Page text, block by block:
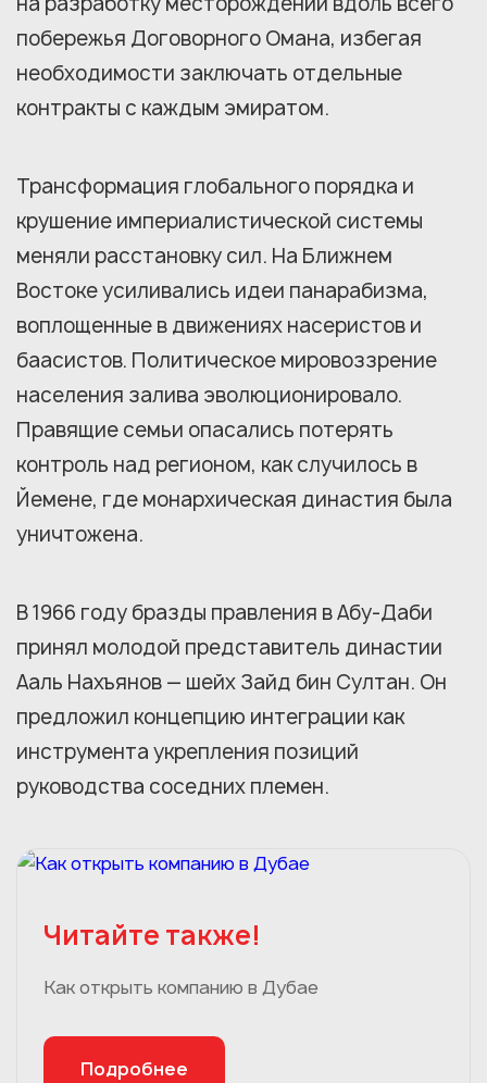
побережья Договорного Омана, избегая
необходимости заключать отдельные
контракты с каждым эмиратом.
Трансформация глобального порядка и
крушение империалистической системы
меняли расстановку сил. На Ближнем
Востоке усиливались идеи панарабизма,
воплощенные в движениях насеристов и
баасистов. Политическое мировоззрение
населения залива эволюционировало.
Правящие семьи опасались потерять
контроль над регионом, как случилось в
Йемене, где монархическая династия была
уничтожена.
В 1966 году бразды правления в Абу-Даби
принял молодой представитель династии
Ааль Нахъянов — шейх Зайд бин Султан. Он
предложил концепцию интеграции как
инструмента укрепления позиций
руководства соседних племен.
Читайте также!
Как открыть компанию в Дубае
Подробнее